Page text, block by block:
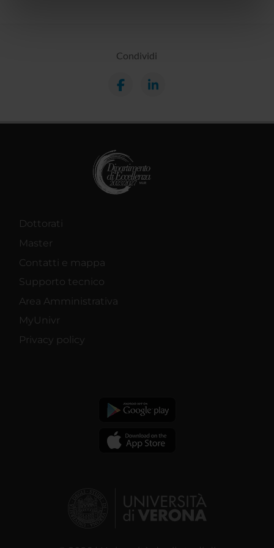
raccolto dal tuo utilizzo dei loro servizi.
Condividi
Dottorati
Master
Contatti e mappa
Supporto tecnico
Area Amministrativa
MyUnivr
Privacy policy